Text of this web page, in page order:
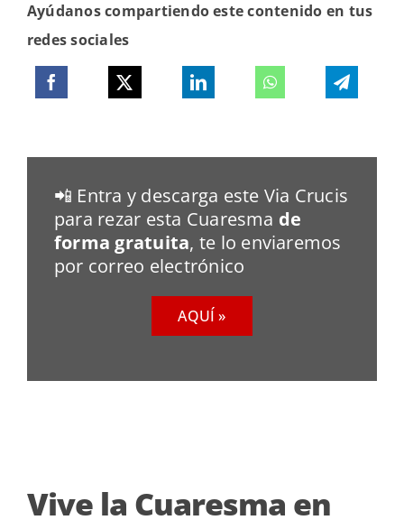
Ayúdanos compartiendo este contenido en tus
redes sociales
📲 Entra y descarga este Via Crucis
para rezar esta Cuaresma de
forma gratuita, te lo enviaremos
por correo electrónico
AQUÍ »
Vive la Cuaresma en